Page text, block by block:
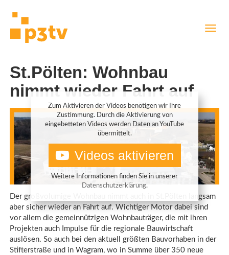
St.Pölten: Wohnbau
nimmt wieder Fahrt auf
Zum Aktivieren der Videos benötigen wir Ihre
Zustimmung. Durch die Aktivierung von
eingebetteten Videos werden Daten an YouTube
übermittelt.
Videos aktivieren
Weitere Informationen finden Sie in unserer
Datenschutzerklärung.
Der großvolumige Wohnbau nimmt auch in St.Pölten langsam
aber sicher wieder an Fahrt auf. Wichtiger Motor dabei sind
vor allem die gemeinnützigen Wohnbauträger, die mit ihren
Projekten auch Impulse für die regionale Bauwirtschaft
auslösen. So auch bei den aktuell größten Bauvorhaben in der
Stifterstraße und in Wagram, wo in Summe über 350 neue